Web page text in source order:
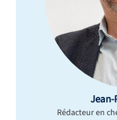
Jean-
Rédacteur en